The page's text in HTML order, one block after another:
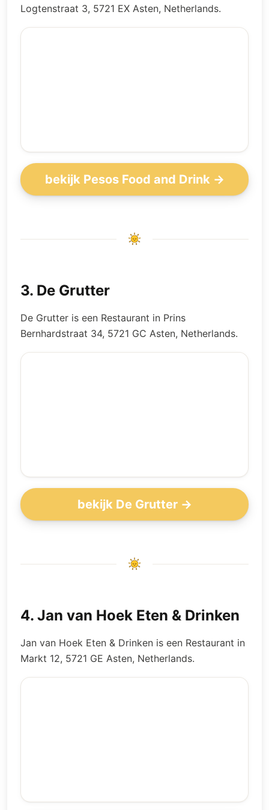
Logtenstraat 3, 5721 EX Asten, Netherlands.
bekijk Pesos Food and Drink →
3. De Grutter
De Grutter is een Restaurant in Prins
Bernhardstraat 34, 5721 GC Asten, Netherlands.
bekijk De Grutter →
4. Jan van Hoek Eten & Drinken
Jan van Hoek Eten & Drinken is een Restaurant in
Markt 12, 5721 GE Asten, Netherlands.